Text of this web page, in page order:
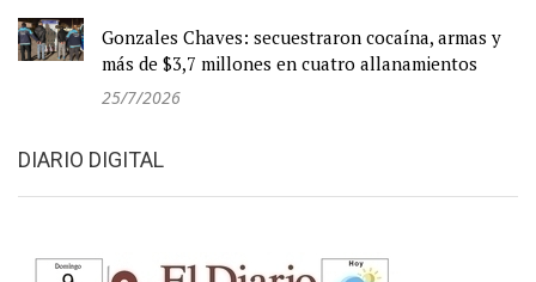
Gonzales Chaves: secuestraron cocaína, armas y
más de $3,7 millones en cuatro allanamientos
25/7/2026
DIARIO DIGITAL